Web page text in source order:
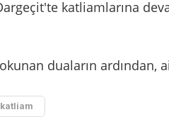
katliamlarına
duaların ardından,
katliam